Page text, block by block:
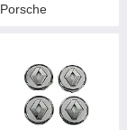
Porsche